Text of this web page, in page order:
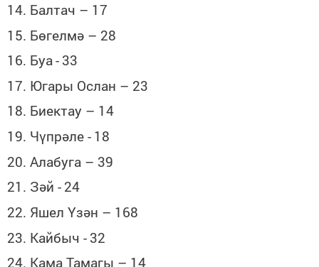
14. Балтач – 17
15. Бөгелмә – 28
16. Буа- 33
17. Югары Ослан – 23
18. Биектау – 14
19. Чүпрәле - 18
20. Алабуга – 39
21. Зәй - 24
22. Яшел Үзән – 168
23. Кайбыч - 32
24. Кама Тамагы – 14